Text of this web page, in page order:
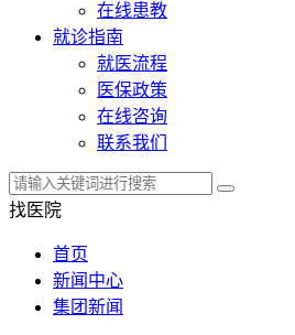
在线患教
就诊指南
就医流程
医保政策
在线咨询
联系我们
找医院
首页
新闻中心
集团新闻